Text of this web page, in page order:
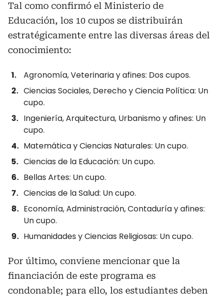
Tal como confirmó el Ministerio de
Educación, los 10 cupos se distribuirán
estratégicamente entre las diversas áreas del
conocimiento:
Agronomía, Veterinaria y afines: Dos cupos.
Ciencias Sociales, Derecho y Ciencia Política: Un
cupo.
Ingeniería, Arquitectura, Urbanismo y afines: Un
cupo.
Matemática y Ciencias Naturales: Un cupo.
Ciencias de la Educación: Un cupo.
Bellas Artes: Un cupo.
Ciencias de la Salud: Un cupo.
Economía, Administración, Contaduría y afines:
Un cupo.
Humanidades y Ciencias Religiosas: Un cupo.
Por último, conviene mencionar que la
financiación de este programa es
condonable; para ello, los estudiantes deben